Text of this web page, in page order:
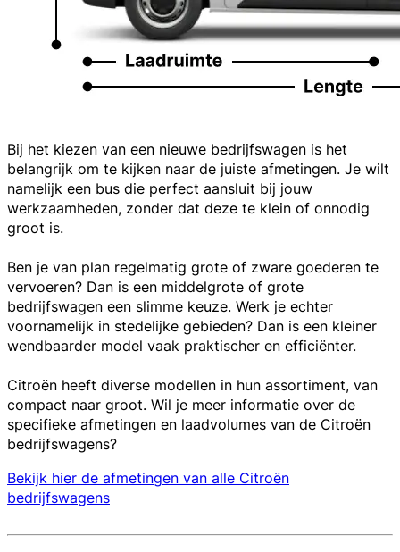
Bij het kiezen van een nieuwe bedrijfswagen is het
belangrijk om te kijken naar de juiste afmetingen. Je wilt
namelijk een bus die perfect aansluit bij jouw
werkzaamheden, zonder dat deze te klein of onnodig
groot is.
Ben je van plan regelmatig grote of zware goederen te
vervoeren? Dan is een middelgrote of grote
bedrijfswagen een slimme keuze. Werk je echter
voornamelijk in stedelijke gebieden? Dan is een kleiner
wendbaarder model vaak praktischer en efficiënter.
Citroën heeft diverse modellen in hun assortiment, van
compact naar groot. Wil je meer informatie over de
specifieke afmetingen en laadvolumes van de Citroën
bedrijfswagens?
Bekijk hier de afmetingen van alle Citroën
bedrijfswagens